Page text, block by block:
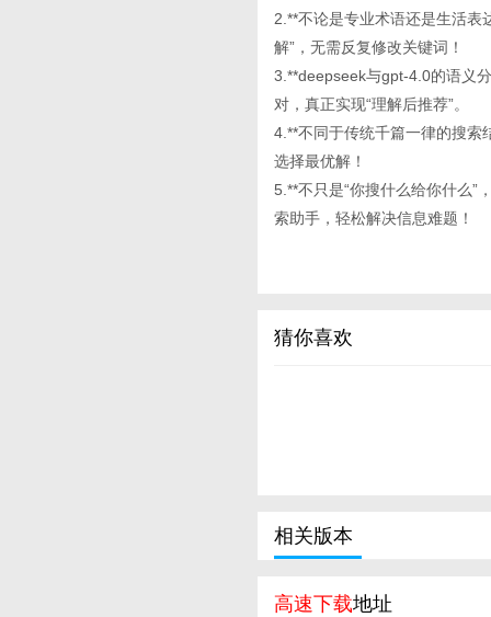
2.**不论是专业术语还是生活表
解”，无需反复修改关键词！
3.**deepseek与gpt-4.0的语义
对，真正实现“理解后推荐”。
4.**不同于传统千篇一律的搜索
选择最优解！
5.**不只是“你搜什么给你什么”
索助手，轻松解决信息难题！
猜你喜欢
相关版本
高速下载地址